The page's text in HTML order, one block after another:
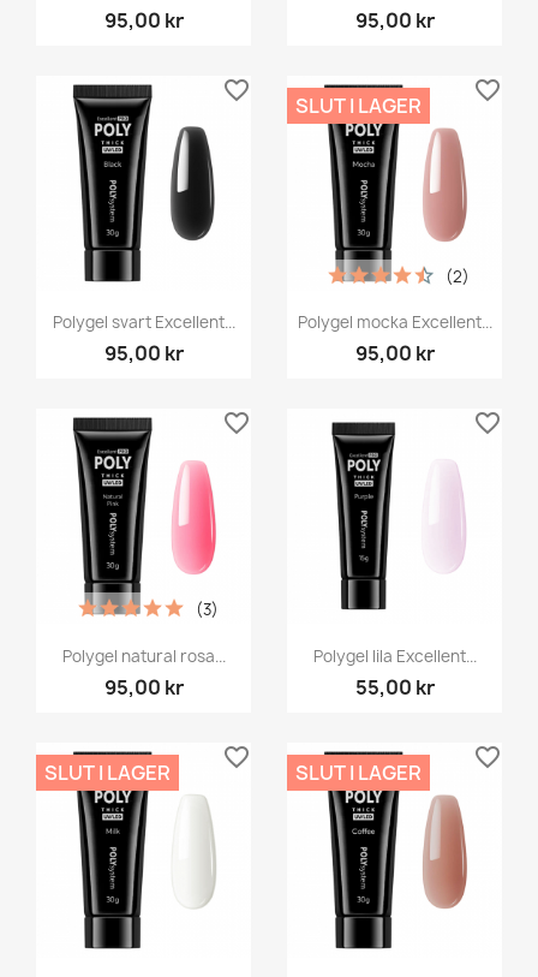
95,00 kr 95,00 kr
Polygel svart Excellent...
95,00 kr
favorite_border
Polygel mocka Excellent...
95,00 kr
(2)
SLUT I LAGER
favorite_border
Polygel natural rosa...
95,00 kr
(3)
favorite_border
Polygel lila Excellent...
55,00 kr
favorite_border
SLUT I LAGER
favorite_border
SLUT I LAGER
favorite_border